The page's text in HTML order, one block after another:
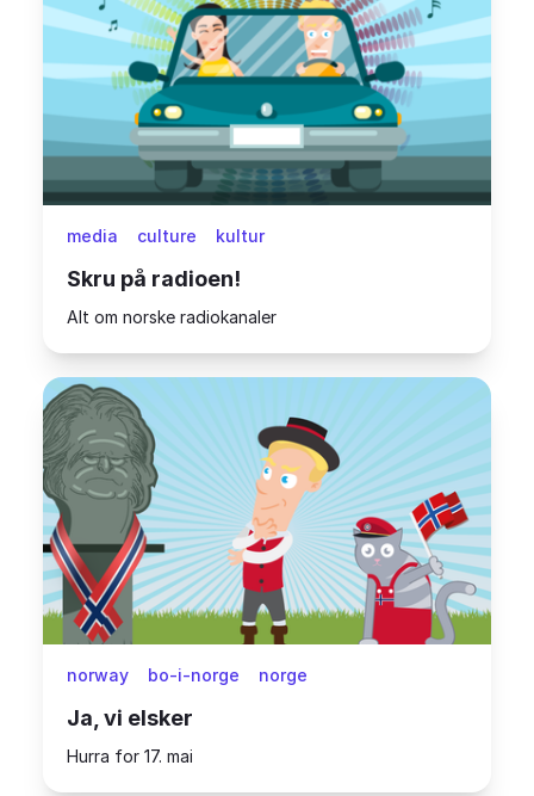
media culture kultur
Skru på radioen!
Alt om norske radiokanaler
norway bo-i-norge norge
Ja, vi elsker
Hurra for 17. mai